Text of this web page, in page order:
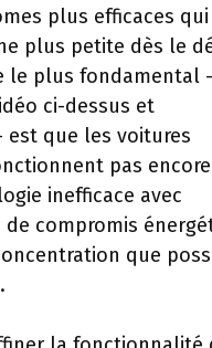
plus efficaces
plus petite dès le
le plus fondamental
ci-dessus et
est que les voitures
pas
inefficace avec
compromis
que